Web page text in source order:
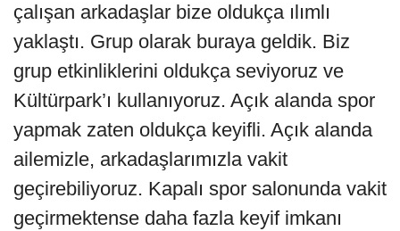
çalışan arkadaşlar bize oldukça ılımlı
yaklaştı. Grup olarak buraya geldik. Biz
grup etkinliklerini oldukça seviyoruz ve
Kültürpark’ı kullanıyoruz. Açık alanda spor
yapmak zaten oldukça keyifli. Açık alanda
ailemizle, arkadaşlarımızla vakit
geçirebiliyoruz. Kapalı spor salonunda vakit
geçirmektense daha fazla keyif imkanı